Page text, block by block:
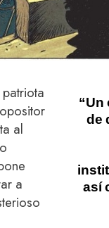
“Un
de
así
al
a